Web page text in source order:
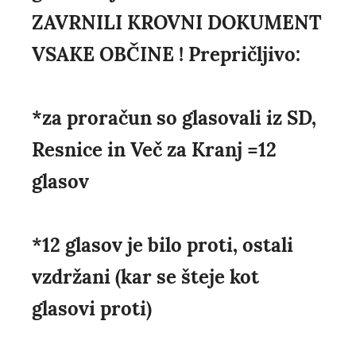
ZAVRNILI KROVNI DOKUMENT
VSAKE OBČINE ! Prepričljivo:
*za proračun so glasovali iz SD,
Resnice in Več za Kranj =12
glasov
*12 glasov je bilo proti, ostali
vzdržani (kar se šteje kot
glasovi proti)